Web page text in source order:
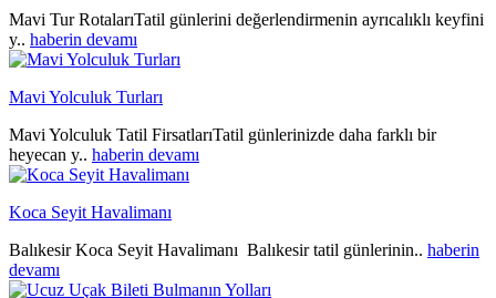
Mavi Tur RotalarıTatil günlerini değerlendirmenin ayrıcalıklı keyfini
y.. haberin devamı
Mavi Yolculuk Turları
Mavi Yolculuk Tatil FirsatlarıTatil günlerinizde daha farklı bir
heyecan y.. haberin devamı
Koca Seyit Havalimanı
Balıkesir Koca Seyit Havalimanı Balıkesir tatil günlerinin.. haberin
devamı